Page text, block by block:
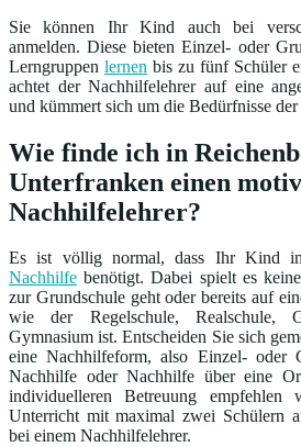
Sie können Ihr Kind auch bei
anmelden. Diese bieten Einzel- oder
Lerngruppen lernen bis zu fünf Schüler
achtet der Nachhilfelehrer auf eine
und kümmert sich um die Bedürfnisse
Wie finde ich in
Unterfranken einen
Nachhilfelehrer?
Es ist völlig normal, dass Ihr Kind
Nachhilfe benötigt. Dabei spielt es
zur Grundschule geht oder bereits auf
wie der Regelschule, Realschule,
Gymnasium ist. Entscheiden Sie sich
eine Nachhilfeform, also Einzel- oder
Nachhilfe oder Nachhilfe über eine
individuelleren Betreuung empfehlen
Unterricht mit maximal zwei Schülern
bei einem Nachhilfelehrer.